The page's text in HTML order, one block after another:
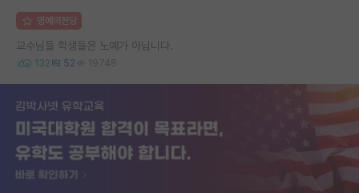
명예의전당
교수님들 학생들은 노예가 아닙니다.
132 52 19748